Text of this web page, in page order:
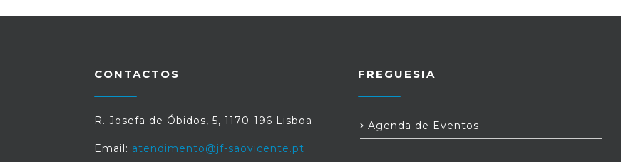
CONTACTOS
R. Josefa de Óbidos, 5, 1170-196 Lisboa
Email: atendimento@jf-saovicente.pt
FREGUESIA
Agenda de Eventos